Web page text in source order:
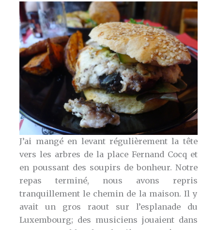
J’ai mangé en levant régulièrement la tête
vers les arbres de la place Fernand Cocq et
en poussant des soupirs de bonheur. Notre
repas terminé, nous avons repris
tranquillement le chemin de la maison. Il y
avait un gros raout sur l’esplanade du
Luxembourg; des musiciens jouaient dans